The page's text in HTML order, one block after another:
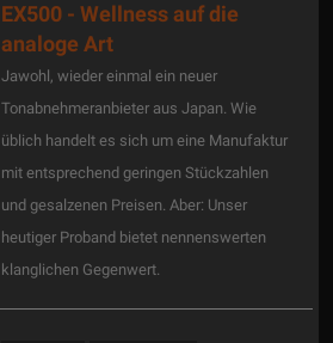
EX500 - Wellness auf die
analoge Art
Jawohl, wieder einmal ein neuer
Tonabnehmeranbieter aus Japan. Wie
üblich handelt es sich um eine Manufaktur
mit entsprechend geringen Stückzahlen
und gesalzenen Preisen. Aber: Unser
heutiger Proband bietet nennenswerten
klanglichen Gegenwert.